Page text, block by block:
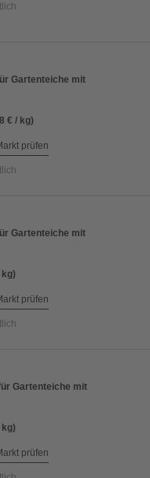
Gartenteiche mit
€ / kg)
prüfen
Gartenteiche mit
kg)
prüfen
Gartenteiche mit
kg)
prüfen